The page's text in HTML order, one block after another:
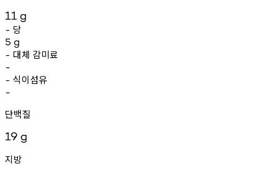
11 g
- 당
5 g
- 대체 감미료
-
- 식이섬유
-
단백질
19 g
지방